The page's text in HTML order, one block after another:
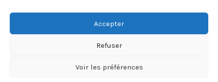
Accepter
Refuser
Voir les préférences